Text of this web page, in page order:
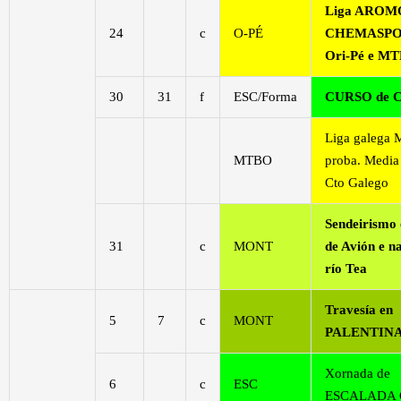
24 c O-PÉ
Liga
Ori-Pé e
30 31 f ESC/Forma CURSO de
MTBO
Liga galega
proba.
Cto Galego
31 c MONT
Sendeirismo
de Avión e
río Tea
5 7 c MONT
Travesía en
6 c ESC
Xornada de
ESCALADA